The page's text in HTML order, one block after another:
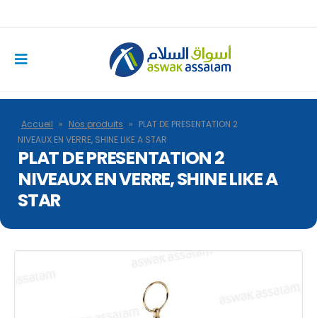
Accueil » Nos produits » PLAT DE PRESENTATION 2
NIVEAUX EN VERRE, SHINE LIKE A STAR
PLAT DE PRESENTATION 2
NIVEAUX EN VERRE, SHINE LIKE A
STAR